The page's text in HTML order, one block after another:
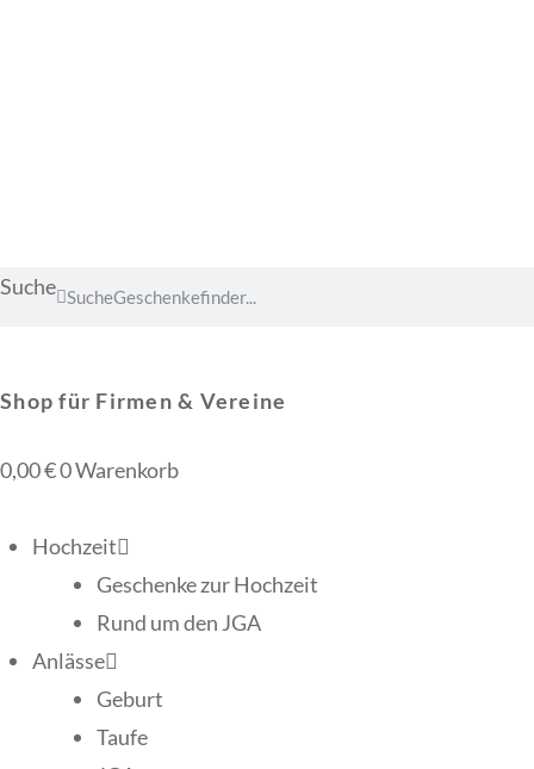
Suche Suche
Shop für Firmen & Vereine
0,00€0Warenkorb
Hochzeit
Geschenke zur Hochzeit
Rund um den JGA
Anlässe
Geburt
Taufe